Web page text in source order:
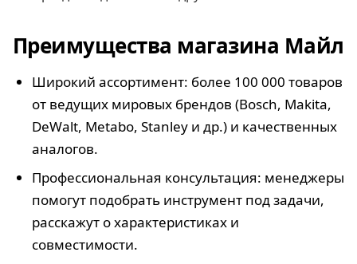
Преимущества магазина Майл
Широкий ассортимент: более 100 000 товаров
от ведущих мировых брендов (Bosch, Makita,
DeWalt, Metabo, Stanley и др.) и качественных
аналогов.
Профессиональная консультация: менеджеры
помогут подобрать инструмент под задачи,
расскажут о характеристиках и
совместимости.